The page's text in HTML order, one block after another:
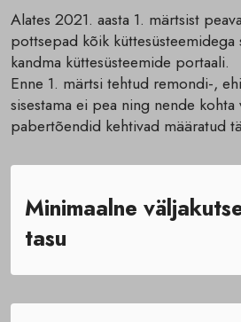
Alates 2021. aasta 1. märtsist
pottsepad kõik
kandma küttesüsteemide portaali.
Enne 1. märtsi tehtud remondi-,
sisestama ei pea ning nende kohta
pabertõendid kehtivad määratud
Minimaalne
tasu